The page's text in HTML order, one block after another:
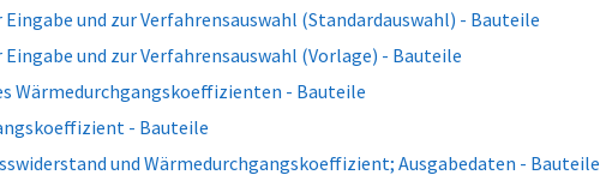
und zur Verfahrensauswahl (Standardauswahl) - Bauteile
und zur Verfahrensauswahl (Vorlage) - Bauteile
Wärmedurchgangskoeffizienten - Bauteile
- Bauteile
und Wärmedurchgangskoeffizient; Ausgabedaten - Bauteile